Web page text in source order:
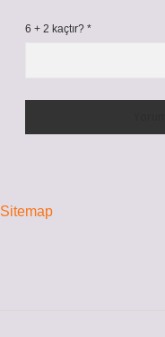
6 + 2 kaçtır? *
Sitemap